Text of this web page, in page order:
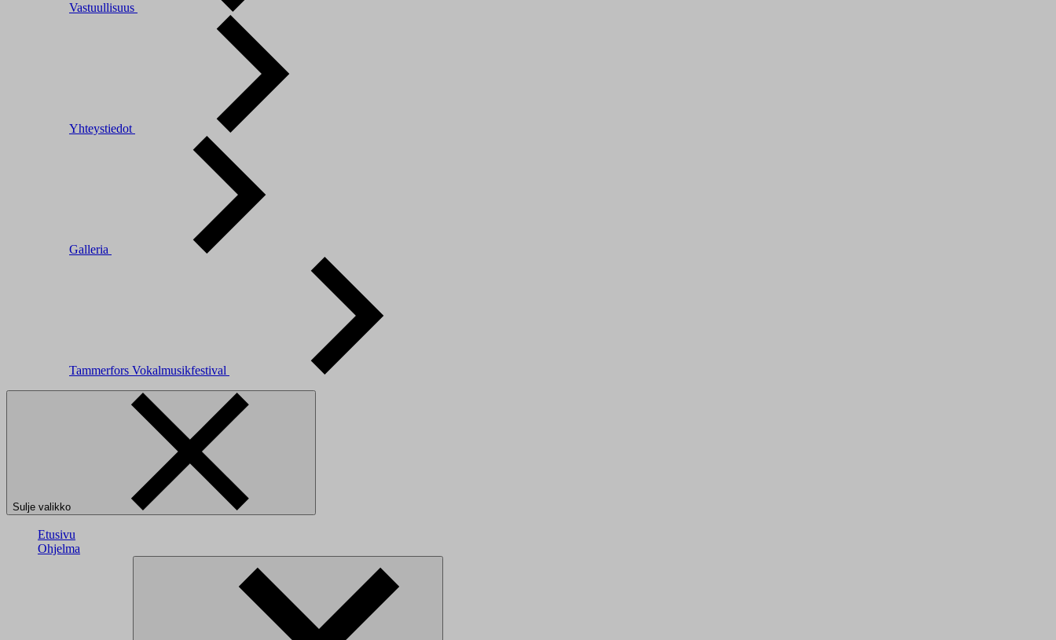
Vastuullisuus
Yhteystiedot
Galleria
Tammerfors Vokalmusikfestival
Sulje valikko
Etusivu
Ohjelma